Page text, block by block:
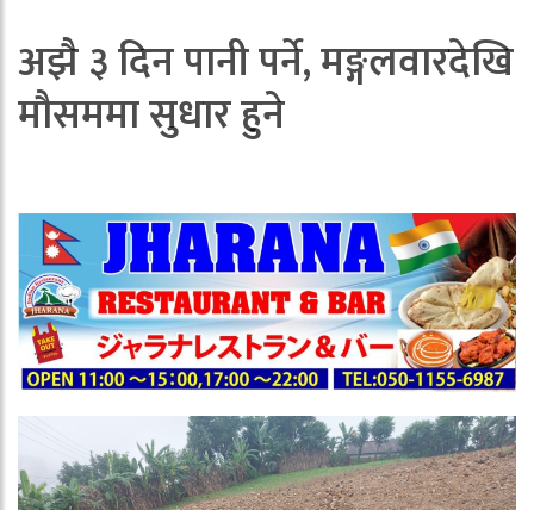
अझै ३ दिन पानी पर्ने, मङ्गलवारदेखि
मौसममा सुधार हुने